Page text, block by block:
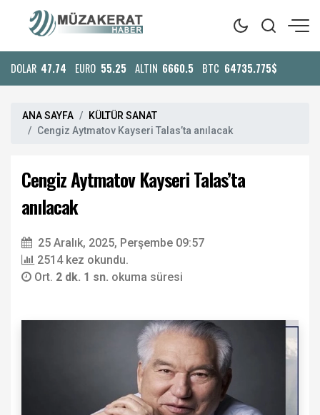
DOLAR 47.74 EURO 55.25 ALTIN 6660.5 BTC 64735.775$
ANA SAYFA
KÜLTÜR SANAT
Cengiz Aytmatov Kayseri Talas’ta anılacak
Cengiz Aytmatov Kayseri Talas’ta
anılacak
25 Aralık, 2025, Perşembe 09:57
2514 kez okundu.
Ort. 2 dk. 1 sn. okuma süresi